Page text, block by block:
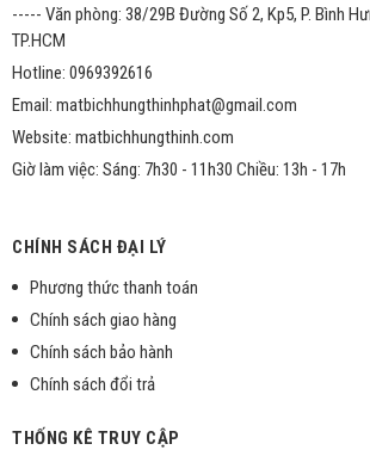
----- Văn phòng: 38/29B Đường Số 2, Kp5, P. Bình
TP.HCM
Hotline: 0969392616
Email: matbichhungthinhphat@gmail.com
Website: matbichhungthinh.com
Giờ làm việc: Sáng: 7h30 - 11h30 Chiều: 13h - 17h
CHÍNH SÁCH ĐẠI LÝ
Phương thức thanh toán
Chính sách giao hàng
Chính sách bảo hành
Chính sách đổi trả
THỐNG KÊ TRUY CẬP